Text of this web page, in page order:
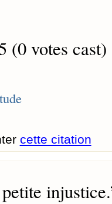
(0 votes cast)
cette citation
injustice.